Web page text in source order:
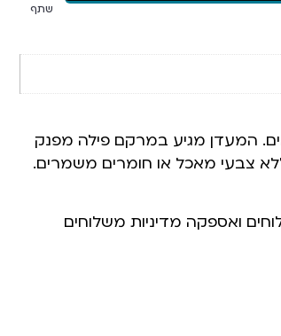
שתף
המעדן מגיע במרקם פילה מפנק
ללא צבעי מאכל או חומרים משמרים.
ואספקה מדיניות משלוחים